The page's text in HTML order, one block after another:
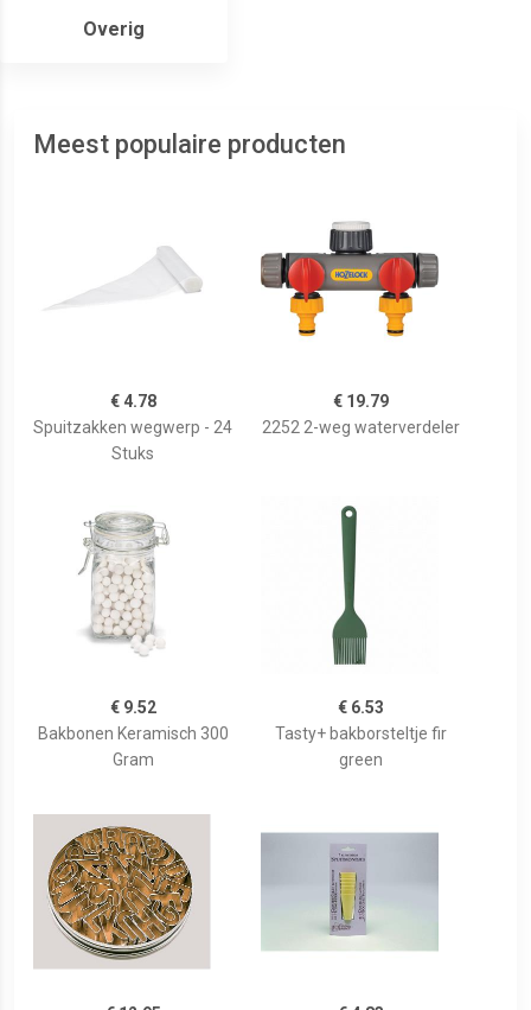
Overig
Meest populaire producten
€ 4.78
Spuitzakken wegwerp - 24
Stuks
€ 19.79
2252 2-weg waterverdeler
€ 9.52
Bakbonen Keramisch 300
Gram
€ 6.53
Tasty+ bakborsteltje fir
green